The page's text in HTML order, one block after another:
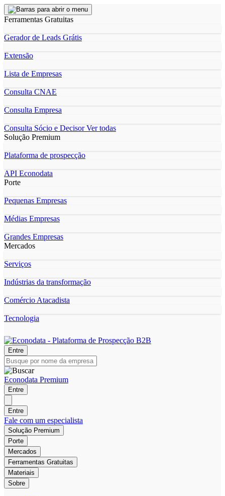
Ferramentas Gratuitas
Gerador de Leads Grátis
Extensão
Lista de Empresas
Consulta CNAE
Consulta Empresa
Consulta Sócio e DecisorVer todas
Solução Premium
Plataforma de prospecção
API Econodata
Porte
Pequenas Empresas
Médias Empresas
Grandes Empresas
Mercados
Serviços
Indústrias da transformação
Comércio Atacadista
Tecnologia
Entre
Econodata Premium
Entre
Entre
Fale com um especialista
Solução Premium
Porte
Mercados
Ferramentas Gratuitas
Materiais
Sobre